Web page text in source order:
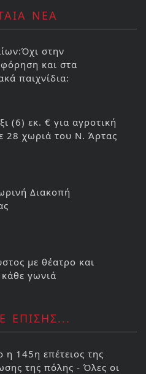
ΝΕΑ
στην
και στα
παιχνίδια:
(6) εκ. € για αγροτική
28 χωριά του Ν. Άρτας
Διακοπή
με θέατρο και
γωνιά
ΕΠΙΣΗΣ...
η 145η επέτειος της
της πόλης - Όλες οι